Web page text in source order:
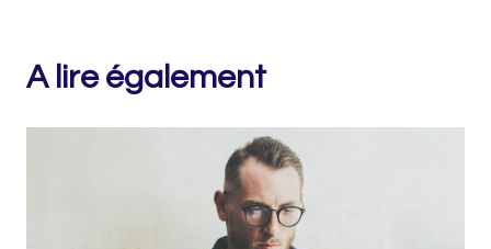
A lire également